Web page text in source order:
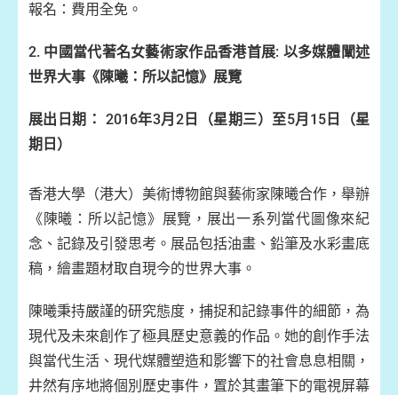
報名：費用全免。
2. 中國當代著名女藝術家作品香港首展: 以多媒體闡述
世界大事《陳曦：所以記憶》展覽
展出日期： 2016年3月2日（星期三）至5月15日（星
期日）
香港大學（港大）美術博物館與藝術家陳曦合作，舉辦
《陳曦：所以記憶》展覽，展出一系列當代圖像來紀
念、記錄及引發思考。展品包括油畫、鉛筆及水彩畫底
稿，繪畫題材取自現今的世界大事。
陳曦秉持嚴謹的研究態度，捕捉和記錄事件的細節，為
現代及未來創作了極具歷史意義的作品。她的創作手法
與當代生活、現代媒體塑造和影響下的社會息息相關，
井然有序地將個別歷史事件，置於其畫筆下的電視屏幕